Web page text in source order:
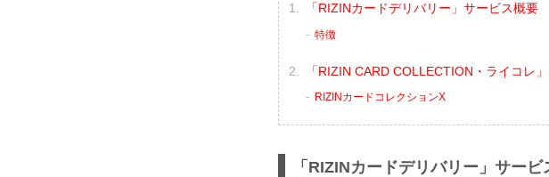
「RIZINカードデリバリー」サービス概要
特徴
「RIZIN CARD COLLECTION・ライコレ
RIZINカードコレクションX
「RIZINカードデリバリー」サービ